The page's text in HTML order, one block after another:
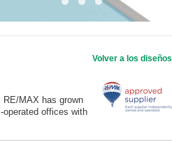
Volver a los diseños
RE/MAX has grown
operated offices with